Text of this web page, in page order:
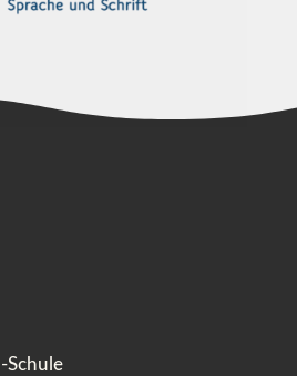
Schule